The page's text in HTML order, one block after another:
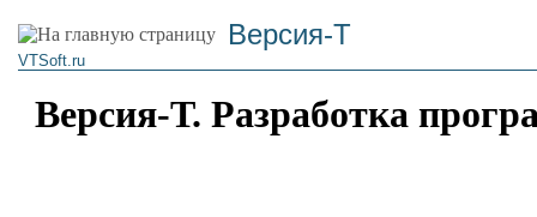
Версия-Т
VTSoft.ru
Версия-Т. Разработка